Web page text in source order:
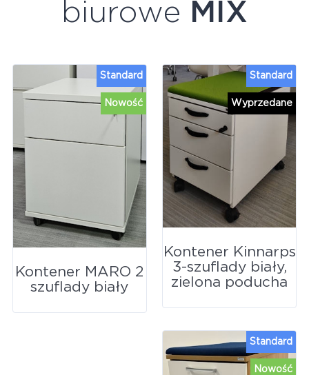
biurowe MIX
Nowość
Standard
Kontener MARO 2
szuflady biały
Wyprzedane
Standard
Kontener Kinnarps
3-szuflady biały,
zielona poducha
Nowość
Standard